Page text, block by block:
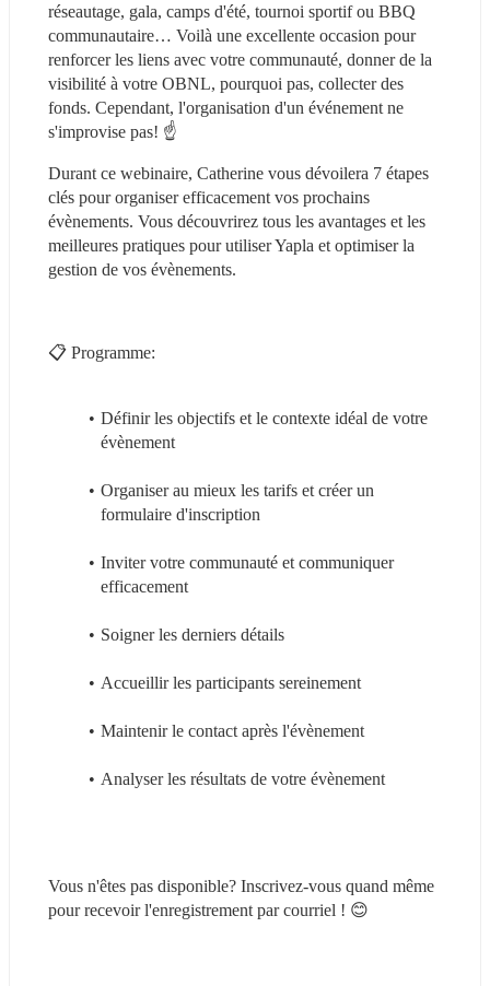
réseautage, gala, camps d'été, tournoi sportif ou BBQ
communautaire… Voilà une excellente occasion pour
renforcer les liens avec votre communauté, donner de la
visibilité à votre OBNL, pourquoi pas, collecter des
fonds. Cependant, l'organisation d'un événement ne
s'improvise pas! ☝️
Durant ce webinaire, Catherine vous dévoilera 7 étapes
clés pour organiser efficacement vos prochains
évènements. Vous découvrirez tous les avantages et les
meilleures pratiques pour utiliser Yapla et optimiser la
gestion de vos évènements.
📋 Programme:
Définir les objectifs et le contexte idéal de votre
évènement
Organiser au mieux les tarifs et créer un
formulaire d'inscription
Inviter votre communauté et communiquer
efficacement
Soigner les derniers détails
Accueillir les participants sereinement
Maintenir le contact après l'évènement
Analyser les résultats de votre évènement
Vous n'êtes pas disponible? Inscrivez-vous quand même
pour recevoir l'enregistrement par courriel ! 😊